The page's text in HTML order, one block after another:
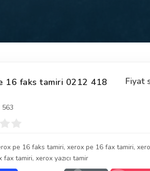
Fiyat
16 faks tamiri 0212 418
563
pe 16 faks tamiri, xerox pe 16 fax tamiri,
fax tamiri, xerox yazıcı tamir